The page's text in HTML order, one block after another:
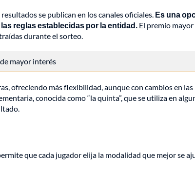
se publican en los canales oficiales. Es una
reglas establecidas por la entidad. El premio mayor
durante el sorteo.
mayor interés
ofreciendo más flexibilidad, aunque con cambios en las
conocida como “la quinta”, que se utiliza en
que cada jugador elija la modalidad que mejor se